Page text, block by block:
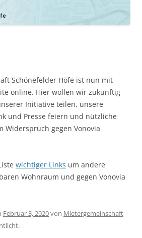
Schönefelder Höfe ist nun mit
online. Hier wollen wir zukünftig
Initiative teilen, unsere
und Presse feiern und nützliche
Widerspruch gegen Vonovia
wichtiger Links um andere
Wohnraum und gegen Vonovia
Februar 3, 2020von Mietergemeinschaft